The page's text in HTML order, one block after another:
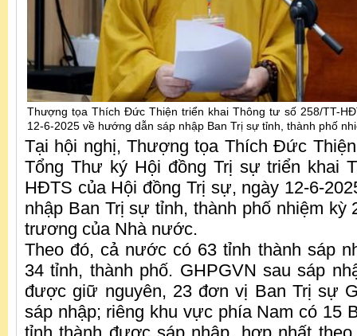
Thượng tọa Thích Đức Thiện triển khai Thông tư số 258/TT-
12-6-2025 về hướng dẫn sáp nhập Ban Trị sự tỉnh, thành phố
Tại hội nghị, Thượng tọa Thích Đức
Tổng Thư ký Hội đồng Trị sự triển khai
HĐTS của Hội đồng Trị sự, ngày 12-6-
nhập Ban Trị sự tỉnh, thành phố nhiệm kỳ
trương của Nhà nước.
Theo đó, cả nước có 63 tỉnh thành sáp
34 tỉnh, thành phố. GHPGVN sau sáp
được giữ nguyên, 23 đơn vị Ban Trị sự
sáp nhập; riêng khu vực phía Nam có 15